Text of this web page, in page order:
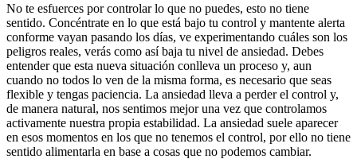
No te esfuerces por controlar lo que no puedes, esto no tiene
sentido. Concéntrate en lo que está bajo tu control y mantente alerta
conforme vayan pasando los días, ve experimentando cuáles son los
peligros reales, verás como así baja tu nivel de ansiedad. Debes
entender que esta nueva situación conlleva un proceso y, aun
cuando no todos lo ven de la misma forma, es necesario que seas
flexible y tengas paciencia. La ansiedad lleva a perder el control y,
de manera natural, nos sentimos mejor una vez que controlamos
activamente nuestra propia estabilidad. La ansiedad suele aparecer
en esos momentos en los que no tenemos el control, por ello no tiene
sentido alimentarla en base a cosas que no podemos cambiar.